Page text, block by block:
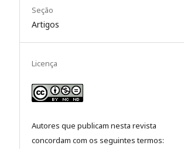
Seção
Artigos
Licença
Autores que publicam nesta revista
concordam com os seguintes termos: